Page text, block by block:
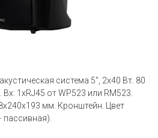
система 5'', 2х40 Вт. 80
Вх: 1хRJ45 от WP523 или RM523.
мм. Кронштейн. Цвет
пассивная).